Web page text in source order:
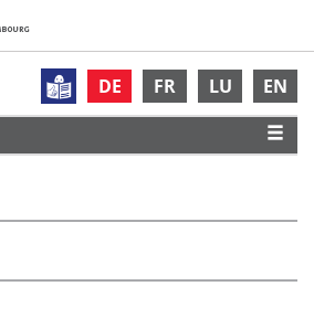
DE FR LU EN